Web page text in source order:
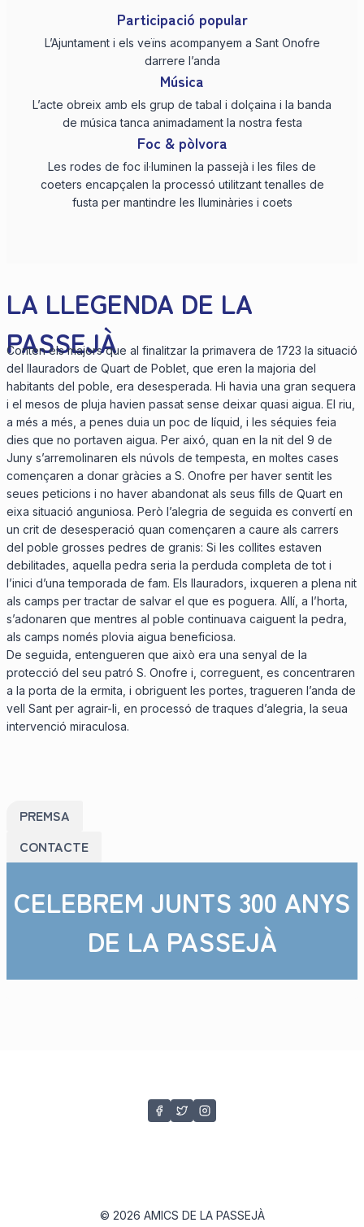
Participació popular
L’Ajuntament i els veïns acompanyem a Sant Onofre
darrere l’anda
Música
L’acte obreix amb els grup de tabal i dolçaina i la banda
de música tanca animadament la nostra festa
Foc & pòlvora
Les rodes de foc il·luminen la passejà i les files de
coeters encapçalen la processó utilitzant tenalles de
fusta per mantindre les lluminàries i coets
LA LLEGENDA DE LA
PASSEJÀ
Conten els majors que al finalitzar la primavera de 1723 la situació
del llauradors de Quart de Poblet, que eren la majoria del
habitants del poble, era desesperada. Hi havia una gran sequera
i el mesos de pluja havien passat sense deixar quasi aigua. El riu,
a més a més, a penes duia un poc de líquid, i les séquies feia
dies que no portaven aigua. Per aixó, quan en la nit del 9 de
Juny s’arremolinaren els núvols de tempesta, en moltes cases
començaren a donar gràcies a S. Onofre per haver sentit les
seues peticions i no haver abandonat als seus fills de Quart en
eixa situació anguniosa. Però l’alegria de seguida es convertí en
un crit de desesperació quan començaren a caure als carrers
del poble grosses pedres de granis: Si les collites estaven
debilitades, aquella pedra seria la perduda completa de tot i
l’inici d’una temporada de fam. Els llauradors, ixqueren a plena nit
als camps per tractar de salvar el que es poguera. Allí, a l’horta,
s’adonaren que mentres al poble continuava caiguent la pedra,
als camps només plovia aigua beneficiosa.
De seguida, entengueren que això era una senyal de la
protecció del seu patró S. Onofre i, correguent, es concentraren
a la porta de la ermita, i obriguent les portes, tragueren l’anda de
vell Sant per agrair-li, en processó de traques d’alegria, la seua
intervenció miraculosa.
PREMSA
CONTACTE
CELEBREM JUNTS 300 ANYS
DE LA PASSEJÀ
© 2026 AMICS DE LA PASSEJÀ